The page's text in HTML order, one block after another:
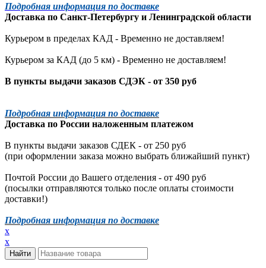
Подробная информация по доставке
Доставка по Санкт-Петербургу и Ленинградской области
Курьером в пределах КАД - Временно не доставляем!
Курьером за КАД (до 5 км) - Временно не доставляем!
В пункты выдачи заказов СДЭК - от 350 руб
Подробная информация по доставке
Доставка по России наложенным платежом
В пункты выдачи заказов СДЕК - от 250 руб
(при оформлении заказа можно выбрать ближайший пункт)
Почтой России до Вашего отделения - от 490 руб
(посылки отправляются только после оплаты стоимости
доставки!)
Подробная информация по доставке
x
x